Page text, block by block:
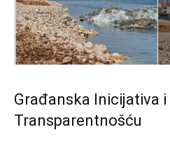
Građanska Inicijativa
Transparentnošću